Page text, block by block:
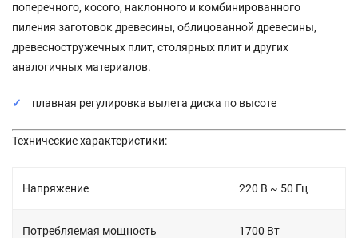
поперечного, косого, наклонного и комбинированного
пиления заготовок древесины, облицованной древесины,
древесностружечных плит, столярных плит и других
аналогичных материалов.
плавная регулировка вылета диска по высоте
Технические характеристики:
Напряжение 220 В ~ 50 Гц
Потребляемая мощность 1700 Вт